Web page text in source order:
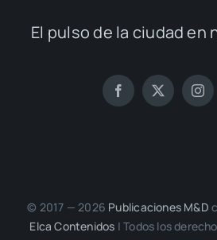
El pul­so de la ciu­dad en
© 2017 — 2026 Publi­ca­cio­nes M&D
Elca Con­te­ni­dos | Todos los